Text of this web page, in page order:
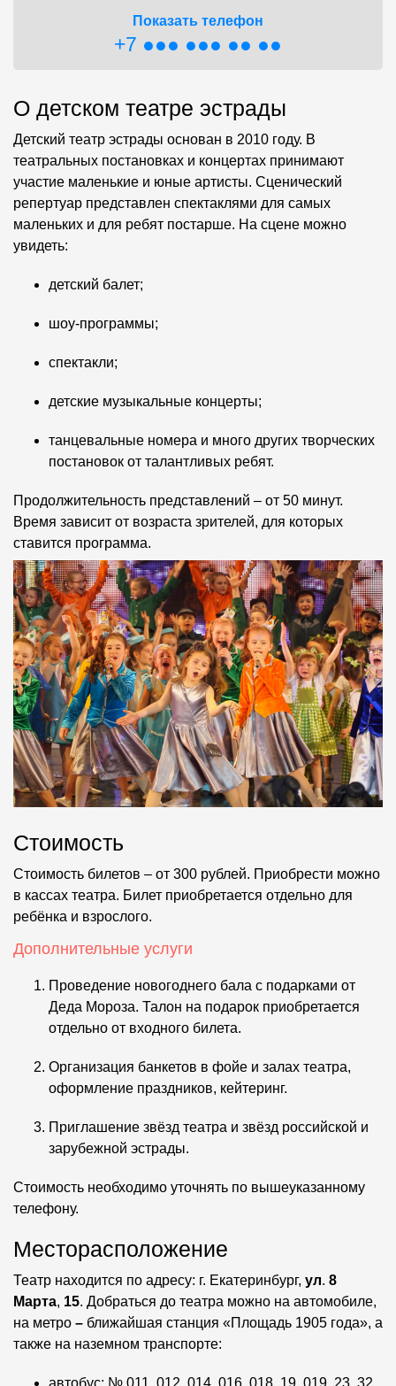
Показать телефон
+7 ●●● ●●● ●● ●●
О детском театре эстрады
Детский театр эстрады основан в 2010 году. В
театральных постановках и концертах принимают
участие маленькие и юные артисты. Сценический
репертуар представлен спектаклями для самых
маленьких и для ребят постарше. На сцене можно
увидеть:
детский балет;
шоу-программы;
спектакли;
детские музыкальные концерты;
танцевальные номера и много других творческих
постановок от талантливых ребят.
Продолжительность представлений – от 50 минут.
Время зависит от возраста зрителей, для которых
ставится программа.
Стоимость
Стоимость билетов – от 300 рублей. Приобрести можно
в кассах театра. Билет приобретается отдельно для
ребёнка и взрослого.
Дополнительные услуги
Проведение новогоднего бала с подарками от
Деда Мороза. Талон на подарок приобретается
отдельно от входного билета.
Организация банкетов в фойе и залах театра,
оформление праздников, кейтеринг.
Приглашение звёзд театра и звёзд российской и
зарубежной эстрады.
Стоимость необходимо уточнять по вышеуказанному
телефону.
Месторасположение
Театр находится по адресу: г. Екатеринбург, ул. 8
Марта, 15. Добраться до театра можно на автомобиле,
на метро – ближайшая станция «Площадь 1905 года», а
также на наземном транспорте: